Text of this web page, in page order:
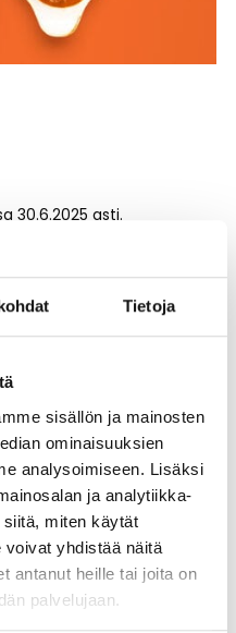
Tietoja
sisällön ja mainosten
ominaisuuksien
analysoimiseen. Lisäksi
ja analytiikka-
miten käytät
yhdistää näitä
antanut heille tai joita on
palvelujaan.
30.6.2025 asti.